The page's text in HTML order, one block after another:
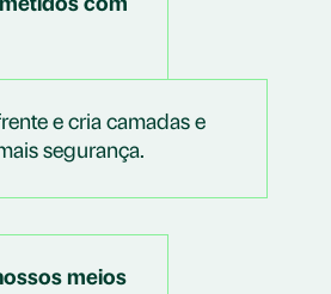
com
e cria camadas e
segurança.
meios